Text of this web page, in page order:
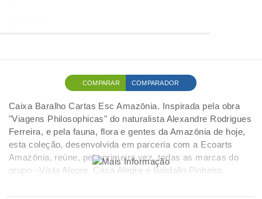
COMPARAR COMPARADOR
Caixa Baralho Cartas Esc Amazōnia. Inspirada pela obra
"Viagens Philosophicas" do naturalista Alexandre Rodrigues
Ferreira, e pela fauna, flora e gentes da Amazōnia de hoje,
esta coleção, desenvolvida em parceria com a Ecoarts
Amazōnia, reúne, pela primeira vez, todas as marcas do
grupo –Vista Alegre, Casa Alegre e Bordallo Pinheiro.